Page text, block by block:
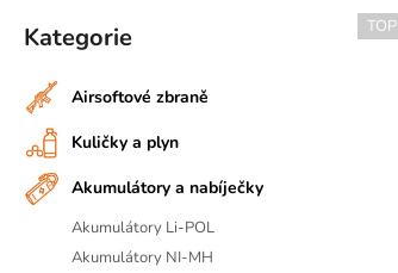
o
n
Přeskočit
kategorie
Kategorie
Airsoftové zbraně
Kuličky a plyn
Akumulátory a nabíječky
Akumulátory Li-POL
Akumulátory NI-MH
TOP
J
E
T
E
N
A